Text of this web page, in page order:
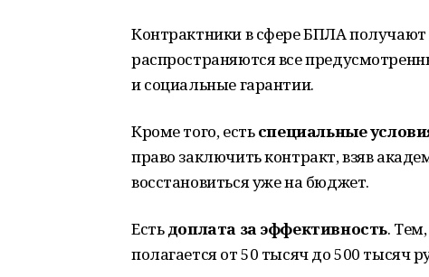
Контрактники в сфере БПЛА получают
распространяются все
и социальные гарантии.
Кроме того, естьспециальные
право заключить контракт, взяв
восстановиться уже на бюджет.
Естьдоплата за эффективность.
полагается от 50 тысяч до 500 тысяч